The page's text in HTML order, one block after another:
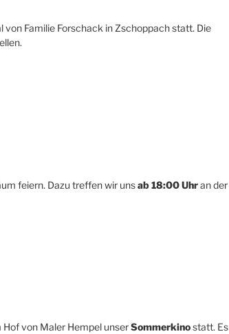
von Familie Forschack in Zschoppach statt. Die
feiern. Dazu treffen wir unsab 18:00 Uhran der
Hof von Maler Hempel unserSommerkinostatt. Es